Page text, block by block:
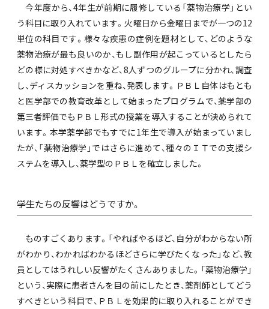
今年度から、4年生が前期に履修している「薬物治療学」とい
う科目に取り入れています。火曜日から金曜日までが一つの12
単位の科目です。様々な疾患の症例を題材として、どのような
薬物治療が最も良いのか、もし副作用が起こっているとしたら
どの様に対処すべきかなど、8人ずつのグループに分かれ、調査
し、ディスカッションを重ね、発表します。ＰＢＬ自体はもとも
と医学部での教育改革として始まったプログラムで、薬学部の
第三者評価でもＰＢＬ形式の授業を導入することが決められて
います。本学薬学部でもすでに1年生で導入が始まっていまし
たが、「薬物治療学」ではさらに進めて、種々のＩＴでの支援シ
ステムを導入し、薬学型のＰＢＬを確立しました。
――学生たちの反響はどうですか。
ものすごくあります。「やればやるほど、自分がわからない所
がわかり、わかればわかるほどさらに学びたくなった」など、教
員としてはうれしい反響がたくさんありました。「薬物治療学」
という、実際に患者さんを目の前にしたとき、薬剤師としてどう
すべきという科目で、ＰＢＬを効果的に取り入れることができ